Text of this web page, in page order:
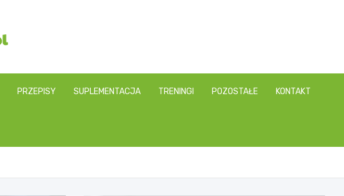
PRZEPISY SUPLEMENTACJA TRENINGI POZOSTAŁE KONTAKT